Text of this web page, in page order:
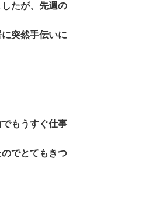
たが、先週の
突然手伝いに
もうすぐ仕事
でとてもきつ